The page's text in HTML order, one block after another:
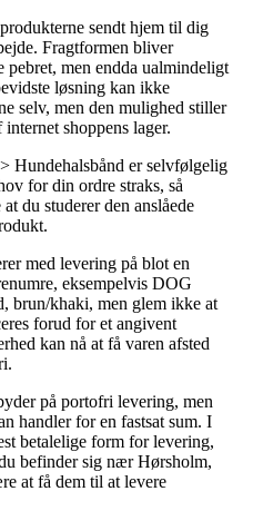
sendt hjem til dig
Fragtformen bliver
men endda ualmindeligt
løsning kan ikke
selv, men den mulighed stiller
shoppens lager.
Hundehalsbånd er selvfølgelig
for din ordre straks, så
du studerer den anslåede
med levering på blot en
eksempelvis DOG
brun/khaki, men glem ikke at
forud for et angivent
kan nå at få varen afsted
på portofri levering, men
handler for en fastsat sum. I
betalelige form for levering,
befinder sig nær Hørsholm,
at få dem til at levere